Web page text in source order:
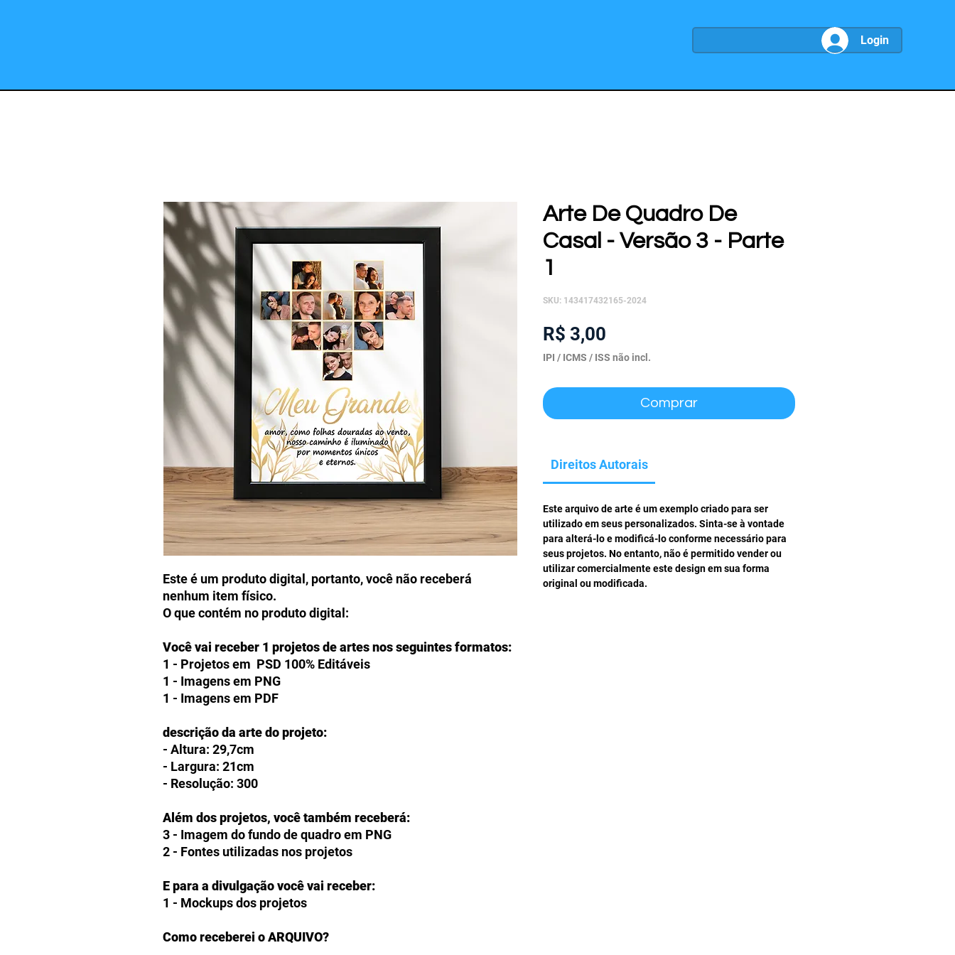
Login
Este é um produto digital, portanto, você não receberá
nenhum item físico.
O que contém no produto digital:
Você vai receber 1 projetos de artes nos seguintes formatos:
1 - Projetos em PSD 100% Editáveis
1 - Imagens em PNG
1 - Imagens em PDF
descrição da arte do projeto:
- Altura: 29,7cm
- Largura: 21cm
- Resolução: 300
Além dos projetos, você também receberá:
3 - Imagem do fundo de quadro em PNG
2 - Fontes utilizadas nos projetos
E para a divulgação você vai receber:
1 - Mockups dos projetos
Como receberei o ARQUIVO?
Arte De Quadro De
Casal - Versão 3 - Parte
1
SKU: 143417432165-2024
R$ 3,00
IPI / ICMS / ISS não incl.
Comprar
Direitos Autorais
Este arquivo de arte é um exemplo criado para ser
utilizado em seus personalizados. Sinta-se à vontade
para alterá-lo e modificá-lo conforme necessário para
seus projetos. No entanto, não é permitido vender ou
utilizar comercialmente este design em sua forma
original ou modificada.